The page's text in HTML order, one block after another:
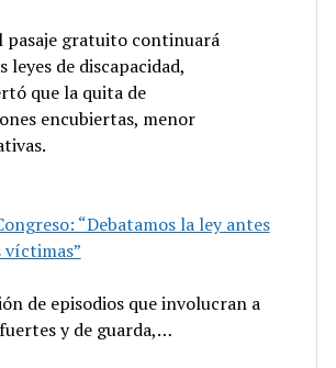
pasaje gratuito continuará
de discapacidad,
que la quita de
encubiertas, menor
“Debatamos la ley antes
víctimas”
de episodios que involucran a
y de guarda,…